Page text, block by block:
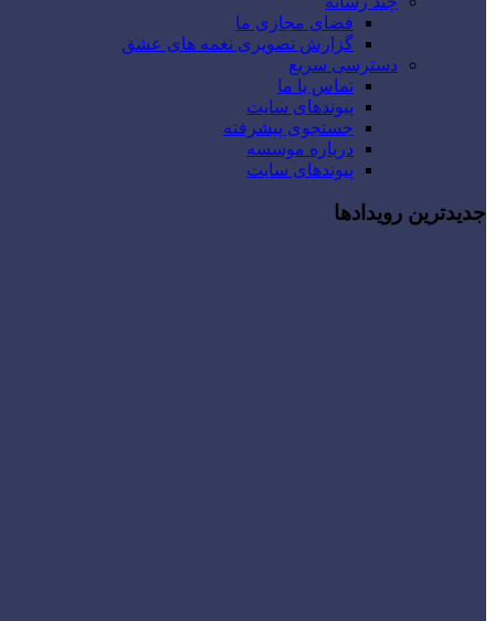
فضای مجازی ما
گزارش تصویری نغمه های عشق
دسترسی سریع
تماس با ما
پیوندهای سایت
جستجوی پیشرفته
درباره موسسه
پیوندهای سایت
جدیدترین رویدادها